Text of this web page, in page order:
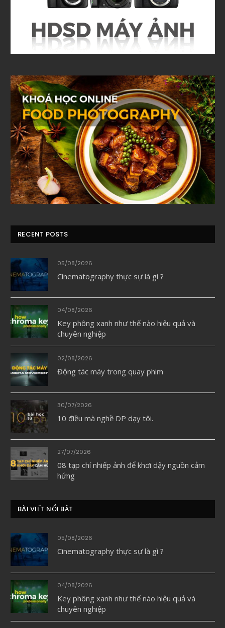
RECENT POSTS
05/08/2026
Cinematography thực sự là gì ?
04/08/2026
Key phông xanh như thế nào hiệu quả và
chuyên nghiệp
02/08/2026
Động tác máy trong quay phim
30/07/2026
10 điều mà nghề DP dạy tôi.
27/07/2026
08 tạp chí nhiếp ảnh để khơi dậy nguồn cảm
hứng
BÀI VIẾT NỔI BẬT
05/08/2026
Cinematography thực sự là gì ?
04/08/2026
Key phông xanh như thế nào hiệu quả và
chuyên nghiệp